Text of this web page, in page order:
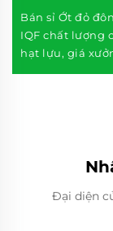
Bán sỉ Ớt đỏ
IQF chất lượng
hạt lựu, giá
Đại diện